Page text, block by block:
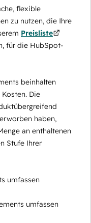
flexible
zu nutzen, die Ihre
Preisliste
für die HubSpot-
beinhalten
Die
haben,
an enthaltenen
Stufe Ihrer
umfassen
umfassen